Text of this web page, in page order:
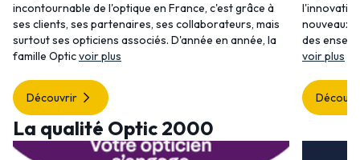
incontournable de l'optique en France, c'est grâce à
ses clients, ses partenaires, ses collaborateurs, mais
surtout ses opticiens associés. D'année en année, la
famille Opticvoir plus
Découvrir
nouveaux
des
voir plus
La qualité Optic 2000